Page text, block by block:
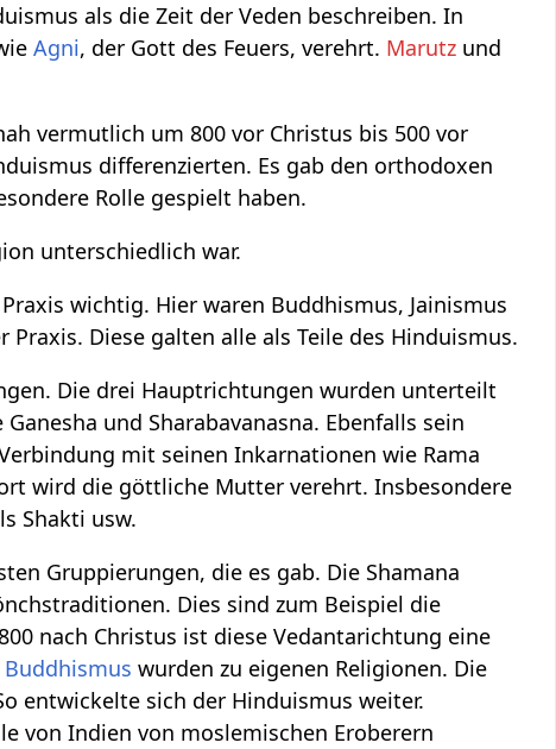
als die Zeit der Veden beschreiben. In
Agni, der Gott des Feuers, verehrt. Marutz und
vermutlich um 800 vor Christus bis 500 vor
differenzierten. Es gab den orthodoxen
Rolle gespielt haben.
unterschiedlich war.
wichtig. Hier waren Buddhismus, Jainismus
Diese galten alle als Teile des Hinduismus.
Die drei Hauptrichtungen wurden unterteilt
und Sharabavanasna. Ebenfalls sein
mit seinen Inkarnationen wie Rama
wird die göttliche Mutter verehrt. Insbesondere
Shakti usw.
Gruppierungen, die es gab. Die Shamana
Dies sind zum Beispiel die
nach Christus ist diese Vedantarichtung eine
Buddhismus wurden zu eigenen Religionen. Die
entwickelte sich der Hinduismus weiter.
von Indien von moslemischen Eroberern